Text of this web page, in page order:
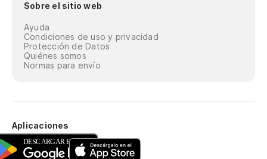
Sobre el sitio web
Ayuda
Condiciones de uso y privacidad
Protección de Datos
Quiénes somos
Normas para envío
Aplicaciones